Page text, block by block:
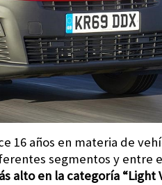
16 años en materia de
segmentos y entre
alto en la categoría “Light